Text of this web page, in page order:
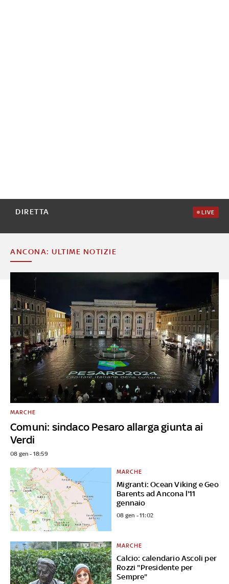
DIRETTA LIVE
ANCONA: ULTIME NOTIZIE
Comuni: sindaco Pesaro allarga giunta ai
Verdi
MARCHE
08 gen - 18:59
Migranti: Ocean Viking e Geo
Barents ad Ancona l'11
gennaio
MARCHE
08 gen - 11:02
Calcio: calendario Ascoli per
Rozzi "Presidente per
Sempre"
MARCHE